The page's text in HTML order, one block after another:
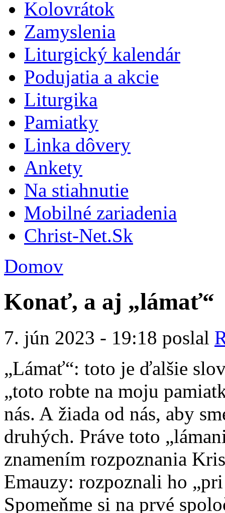
Kolovrátok
Zamyslenia
Liturgický kalendár
Podujatia a akcie
Liturgika
Pamiatky
Linka dôvery
Ankety
Na stiahnutie
Mobilné zariadenia
Christ-Net.Sk
Domov
Konať, a aj „lámať“
7. jún 2023 - 19:18 poslal
„Lámať“: toto je ďalšie
„toto robte na moju
nás. A žiada od nás, aby
druhých. Práve toto
znamením rozpoznania
Emauzy: rozpoznali ho
Spomeňme si na prvé